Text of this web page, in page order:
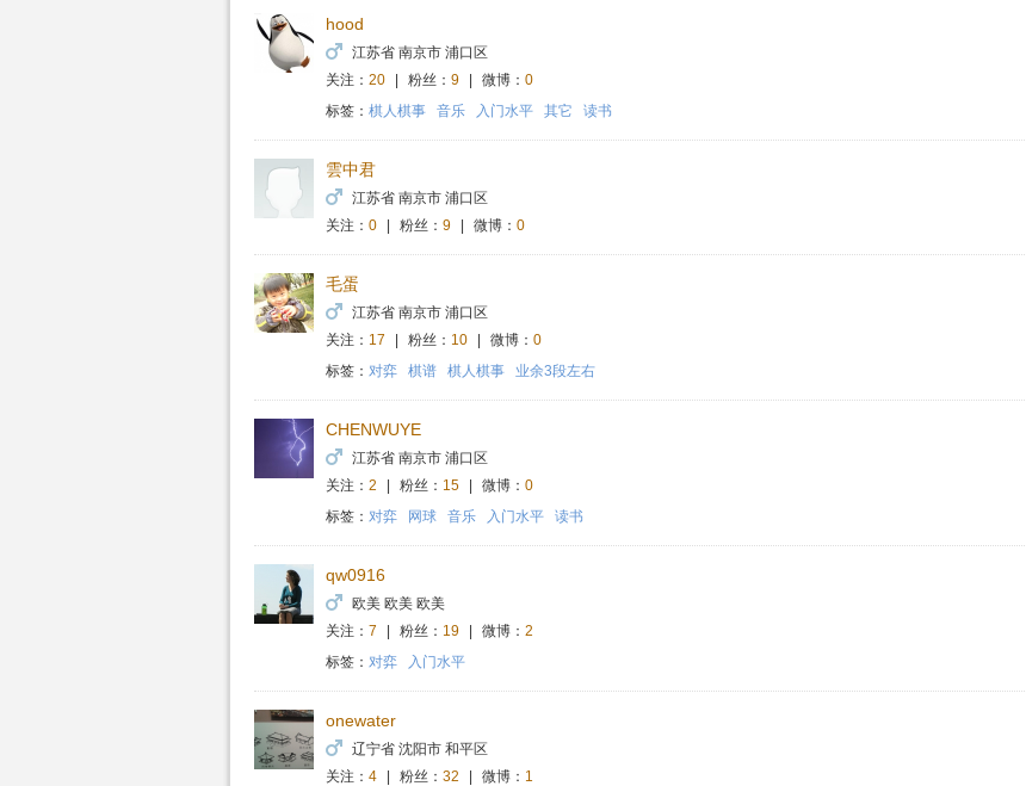
hood
江苏省 南京市 浦口区
关注： 20 粉丝： 9 微博： 0
标签： 棋人棋事 音乐 入门水平 其它 读书
雲中君
江苏省 南京市 浦口区
关注： 0 粉丝： 9 微博： 0
毛蛋
江苏省 南京市 浦口区
关注： 17 粉丝： 10 微博： 0
标签： 对弈 棋谱 棋人棋事 业余3段左右
CHENWUYE
江苏省 南京市 浦口区
关注： 2 粉丝： 15 微博： 0
标签： 对弈 网球 音乐 入门水平 读书
qw0916
欧美 欧美 欧美
关注： 7 粉丝： 19 微博： 2
标签： 对弈 入门水平
onewater
辽宁省 沈阳市 和平区
关注： 4 粉丝： 32 微博： 1